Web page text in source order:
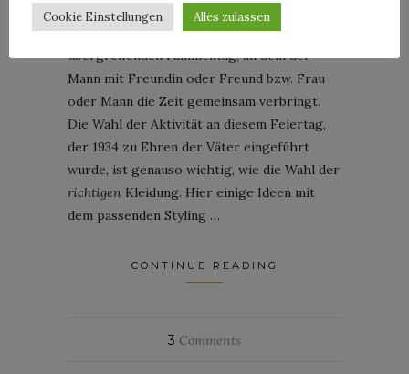
wird. Vielmehr avanciert der „Herrentag“
immer mehr zu einem Geschlechter
übergreifenden Familientag, an dem der
Mann mit Freundin oder Freund bzw. Frau
oder Mann die Zeit gemeinsam verbringt.
Die Wahl der Aktivität an diesem Feiertag,
der 1934 zu Ehren der Väter eingeführt
wurde, ist genauso wichtig, wie die Wahl der
richtigen Kleidung. Hier einige Ideen mit
dem passenden Styling …
CONTINUE READING
3 Comments
Cookie Einstellungen Alles zulassen